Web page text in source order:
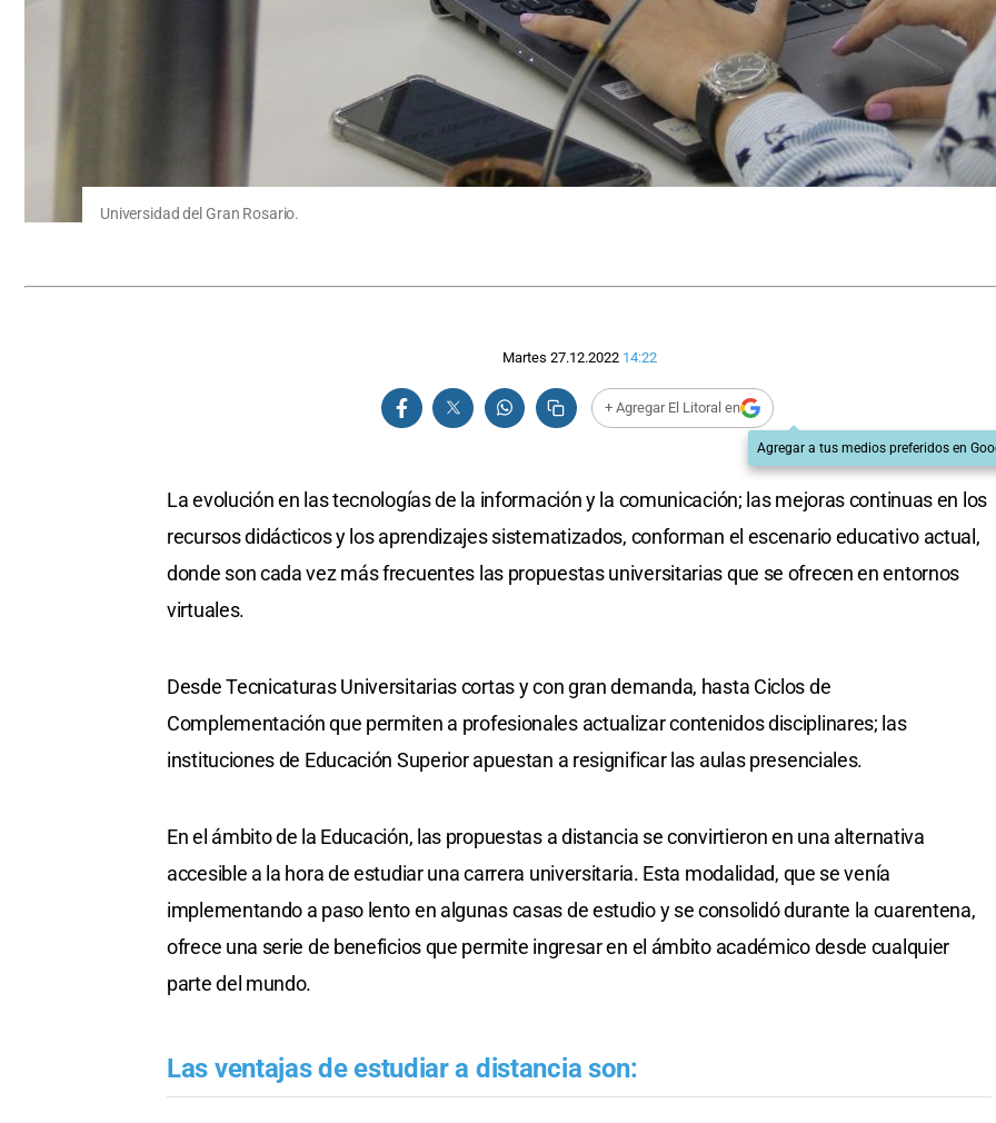
Universidad del Gran Rosario.
Martes 27.12.2022 14:22
+ Agregar El Litoral en
Agregar a tus medios preferidos en
La evolución en las tecnologías de la información y la comunicación; las mejoras continuas en los
recursos didácticos y los aprendizajes sistematizados, conforman el escenario educativo actual,
donde son cada vez más frecuentes las propuestas universitarias que se ofrecen en entornos
virtuales.
Desde Tecnicaturas Universitarias cortas y con gran demanda, hasta Ciclos de
Complementación que permiten a profesionales actualizar contenidos disciplinares; las
instituciones de Educación Superior apuestan a resignificar las aulas presenciales.
En el ámbito de la Educación, las propuestas a distancia se convirtieron en una alternativa
accesible a la hora de estudiar una carrera universitaria. Esta modalidad, que se venía
implementando a paso lento en algunas casas de estudio y se consolidó durante la cuarentena,
ofrece una serie de beneficios que permite ingresar en el ámbito académico desde cualquier
parte del mundo.
Las ventajas de estudiar a distancia son: